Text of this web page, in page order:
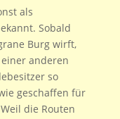
als
Sobald
Burg wirft,
anderen
so
geschaffen für
die Routen